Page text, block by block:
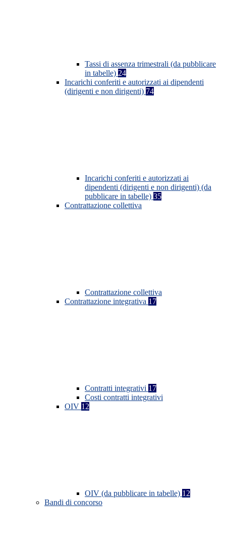
Tassi di assenza trimestrali (da pubblicare
in tabelle) 24
Incarichi conferiti e autorizzati ai dipendenti
(dirigenti e non dirigenti) 74
Incarichi conferiti e autorizzati ai
dipendenti (dirigenti e non dirigenti) (da
pubblicare in tabelle) 35
Contrattazione collettiva
Contrattazione collettiva
Contrattazione integrativa 17
Contratti integrativi 17
Costi contratti integrativi
OIV 12
OIV (da pubblicare in tabelle) 12
Bandi di concorso